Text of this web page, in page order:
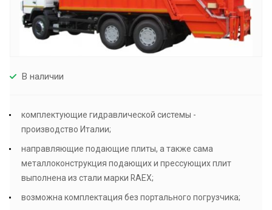
В наличии
комплектующие гидравлической системы -
производство Италии;
направляющие подающие плиты, а также сама
металлоконструкция подающих и прессующих плит
выполнена из стали марки RAEX;
возможна комплектация без портального погрузчика;